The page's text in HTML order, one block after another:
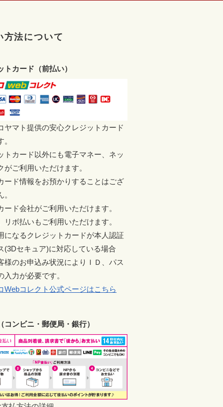
方法について
トカード（前払い）
ヤマト提供の安心クレジットカード
トカード以外にも電子マネー、ネッ
がご利用いただけます。
ード情報をお預かりすることはござ
ド会社がご利用いただけます。
ボ払いもご利用いただけます。
になるクレジットカードが本人認証
(3Dセキュア)に対応している場合
様のお申込み状況によりＩＤ、パス
入力が必要です。
Webコレクト公式ページはこちら
コンビニ・郵便局・銀行）